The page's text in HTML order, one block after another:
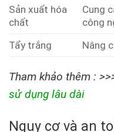
Sản xuất hóa
chất
Cung
công
Tẩy trắng
Nâng
Tham khảo thêm :
sử dụng lâu dài
Nguy cơ và an